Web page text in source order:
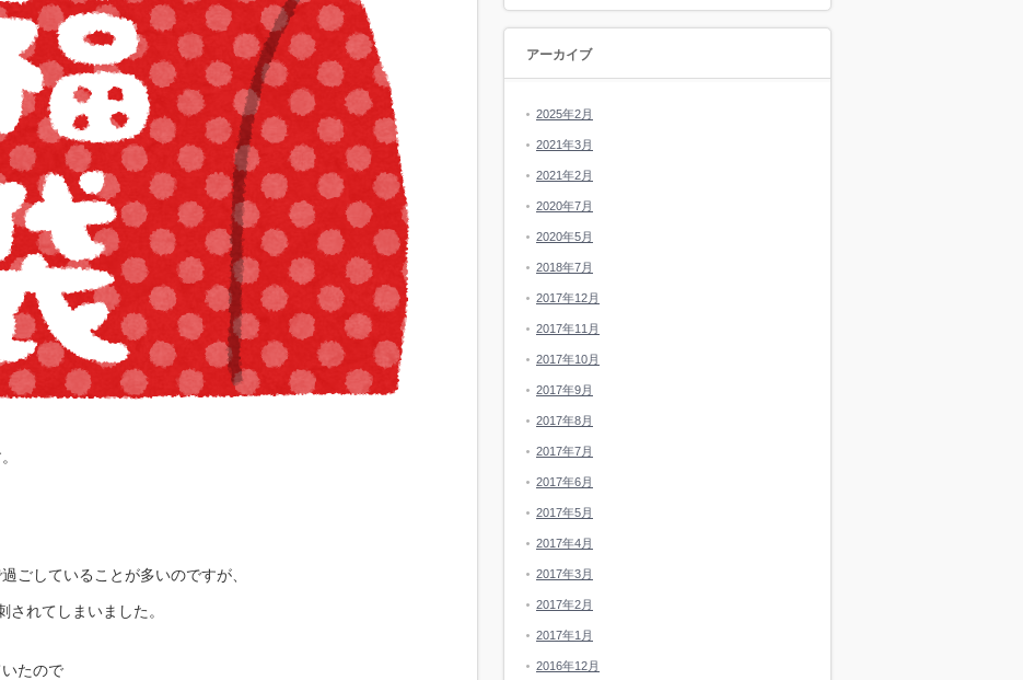
ごしていることが多いのですが、
れてしまいました。
たので
アーカイブ
2025年2月
2021年3月
2021年2月
2020年7月
2020年5月
2018年7月
2017年12月
2017年11月
2017年10月
2017年9月
2017年8月
2017年7月
2017年6月
2017年5月
2017年4月
2017年3月
2017年2月
2017年1月
2016年12月